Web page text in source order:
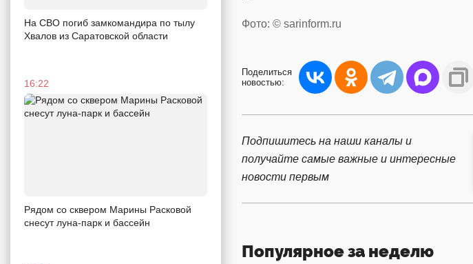
На СВО погиб замкомандира по тылу
Хвалов из Саратовской области
16:22
Рядом со сквером Марины Расковой
снесут луна-парк и бассейн
Фото: © sarinform.ru
Поделиться
новостью:
Подпишитесь на наши каналы и
получайте самые важные и интересные
новости первым
Популярное за неделю